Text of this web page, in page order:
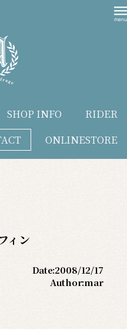
SHOP INFO
RIDER
ONLINESTORE
ィン
Date:2008/12/17
Author:mar